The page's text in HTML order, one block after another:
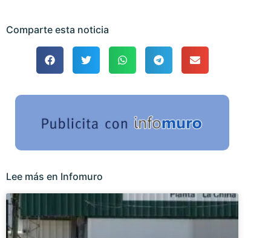
Comparte esta noticia
Lee más en Infomuro